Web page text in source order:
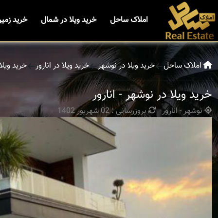
املاک ساحل خرید ویلا در شمال خرید
املاک ساحل خرید ویلا در نوشهر خرید ویلا در انارور خرید
خرید ویلا در نوشهر - انارور
نوشهر - انارور بروزرسانی : 02 شهریور 1402